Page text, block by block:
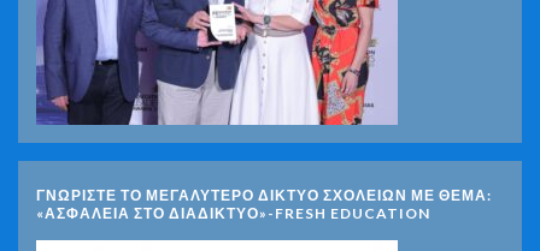
ΓΝΩΡΊΣΤΕ ΤΟ ΜΕΓΑΛΎΤΕΡΟ ΔΊΚΤΥΟ ΣΧΟΛΕΊΩΝ ΜΕ ΘΈΜΑ:
«ΑΣΦΆΛΕΙΑ ΣΤΟ ΔΙΑΔΊΚΤΥΟ»-FRESH EDUCATION